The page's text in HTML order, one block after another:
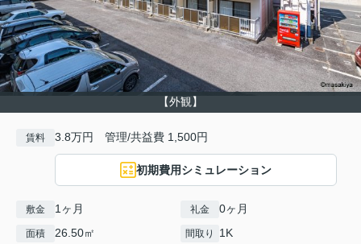
【外観】
賃料 3.8万円 管理/共益費 1,500円
初期費用シミュレーション
敷金 1ヶ月 礼金 0ヶ月
面積 26.50㎡ 間取り 1K